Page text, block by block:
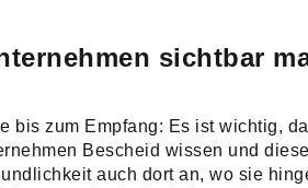
sichtbar
bis zum Empfang: Es ist wichtig,
Bescheid wissen und
auch dort an, wo sie